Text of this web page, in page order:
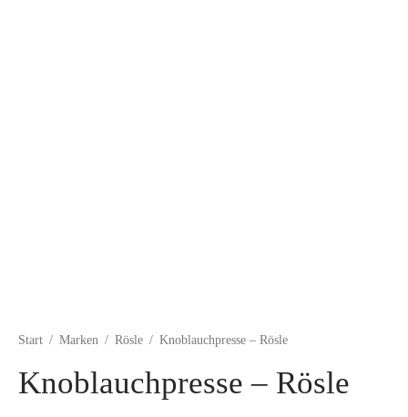
Start / Marken / Rösle / Knoblauchpresse – Rösle
Knoblauchpresse – Rösle